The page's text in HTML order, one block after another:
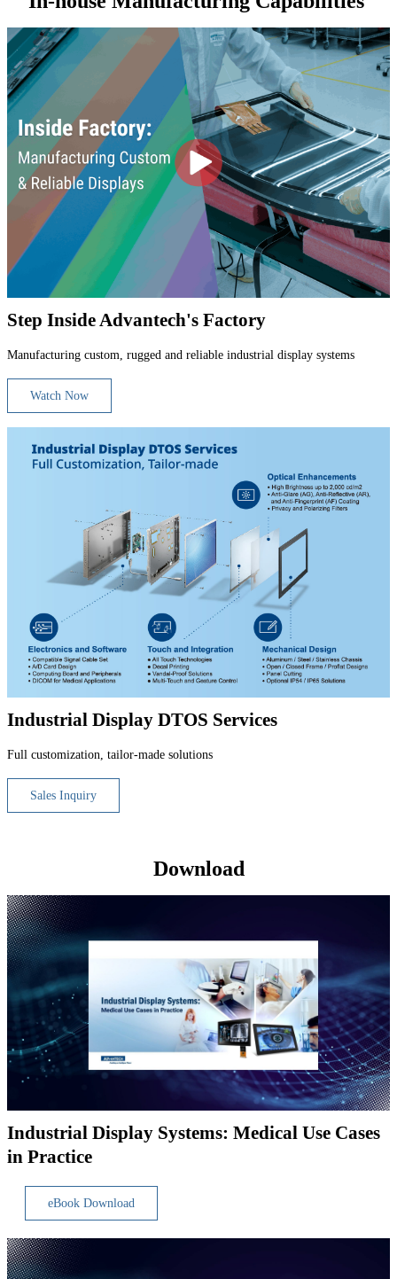
Step Inside Advantech's Factory
Manufacturing custom, rugged and reliable industrial display systems
Watch Now
Industrial Display DTOS Services
Full customization, tailor-made solutions
Sales Inquiry
Download
Industrial Display Systems: Medical Use Cases
in Practice
eBook Download